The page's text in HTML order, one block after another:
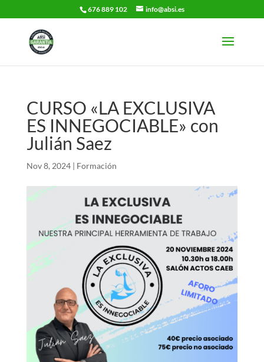
676 889 102 info@absi.es
CURSO «LA EXCLUSIVA
ES INNEGOCIABLE» con
Julián Saez
Nov 8, 2024| Formación